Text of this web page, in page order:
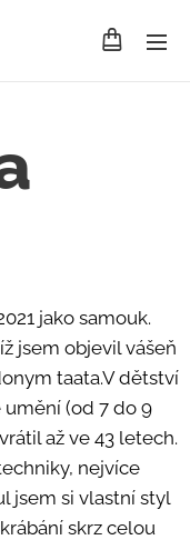
jako samouk.
jsem objevil vášeň
taata.V dětství
(od 7 do 9
až ve 43 letech.
nejvíce
jsem si vlastní styl
skrz celou